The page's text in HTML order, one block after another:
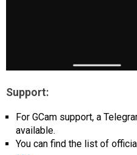
Support:
For GCam support, a
available.
You can find the list of